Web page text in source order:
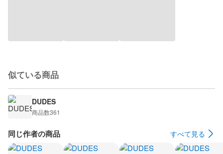
似ている商品
DUDES
商品数361
同じ作者の商品 すべて見る